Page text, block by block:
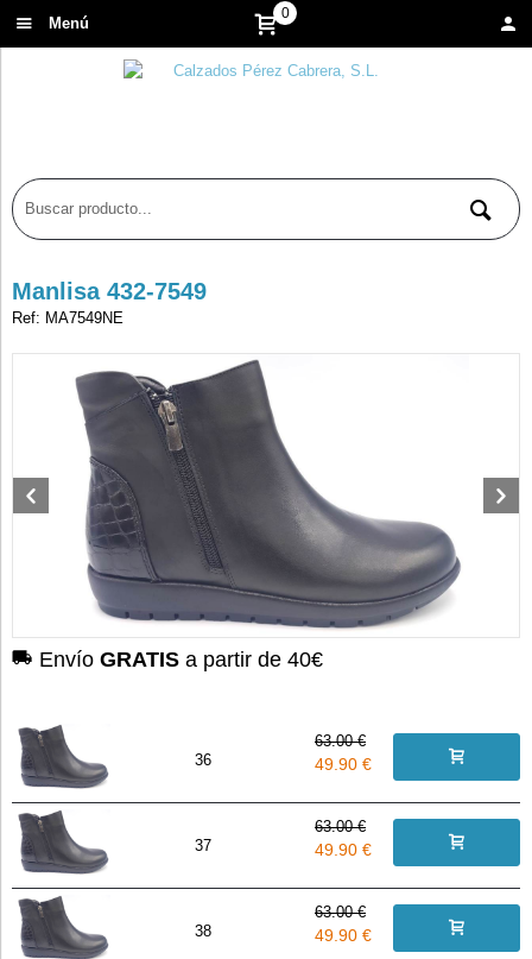
0
Manlisa 432-7549
Ref: MA7549NE
Envío GRATIS a partir de 40€
36
63.00 €
49.90 €
37
63.00 €
49.90 €
38
63.00 €
49.90 €
Menú